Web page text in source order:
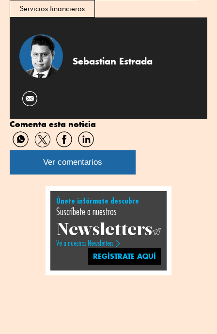
Servicios financieros
Sebastian Estrada
Comenta esta noticia
Compartir
por
WhatsApp
Compartir
por
Twitter
Compartir
por
Facebook
Compartir
por
Linkedin
Ver comentarios
Únete infórmate descubre
Suscríbete a nuestros
Newsletters
Ve a nuestros Newsletters
REGÍSTRATE AQUÍ